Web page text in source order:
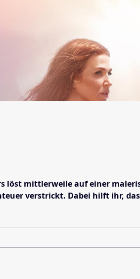
löst mittlerweile auf einer
verstrickt. Dabei hilft ihr,